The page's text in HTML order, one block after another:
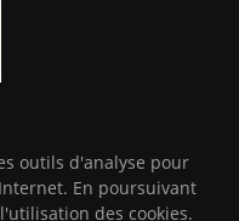
outils d'analyse pour
En poursuivant
des cookies.